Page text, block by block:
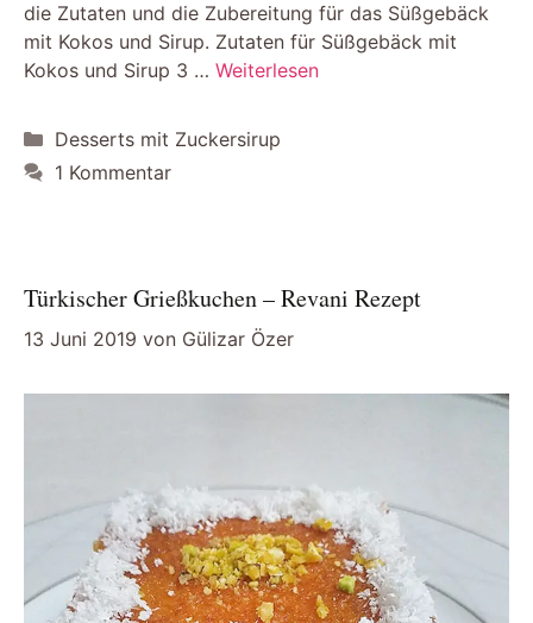
die Zutaten und die Zubereitung für das Süßgebäck
mit Kokos und Sirup. Zutaten für Süßgebäck mit
Kokos und Sirup 3 … Weiterlesen
Kategorien
Desserts mit Zuckersirup
1 Kommentar
Türkischer Grießkuchen – Revani Rezept
13 Juni 2019 von Gülizar Özer